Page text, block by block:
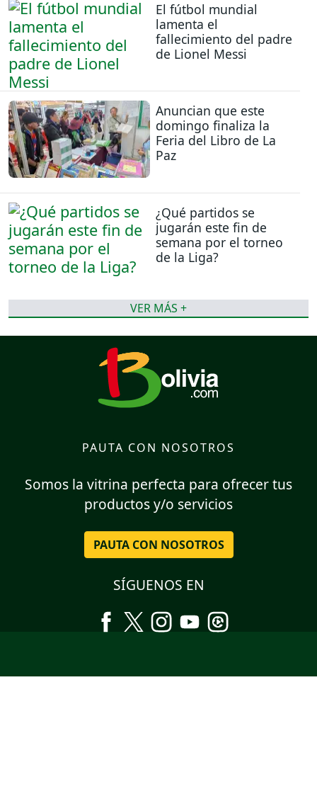
El fútbol mundial
lamenta el
fallecimiento del padre
de Lionel Messi
Anuncian que este
domingo finaliza la
Feria del Libro de La
Paz
¿Qué partidos se
jugarán este fin de
semana por el torneo
de la Liga?
VER MÁS +
PAUTA CON NOSOTROS
Somos la vitrina perfecta para ofrecer tus
productos y/o servicios
PAUTA CON NOSOTROS
SÍGUENOS EN